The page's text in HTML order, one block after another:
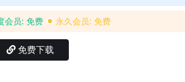
会员: 免费 永久会员: 免费
免费下载